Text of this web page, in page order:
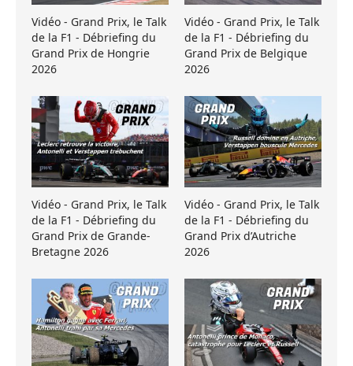
Vidéo - Grand Prix, le Talk
de la F1 - Débriefing du
Grand Prix de Hongrie
2026
Vidéo - Grand Prix, le Talk
de la F1 - Débriefing du
Grand Prix de Belgique
2026
Vidéo - Grand Prix, le Talk
de la F1 - Débriefing du
Grand Prix de Grande-
Bretagne 2026
Vidéo - Grand Prix, le Talk
de la F1 - Débriefing du
Grand Prix d’Autriche
2026